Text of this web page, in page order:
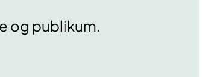
og publikum.